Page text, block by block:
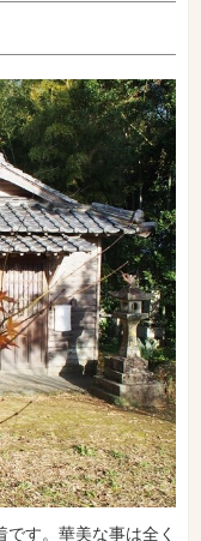
す。華美な事は全く